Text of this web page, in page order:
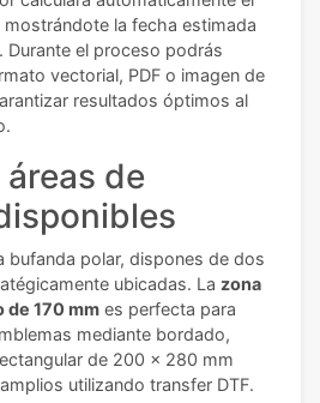
la fecha estimada
Durante el proceso podrás
vectorial, PDF o imagen de
resultados óptimos al
de
bufanda polar, dispones de dos
ubicadas. La zona
de 170 mm es perfecta para
mediante bordado,
de 200 x 280 mm
utilizando transfer DTF.